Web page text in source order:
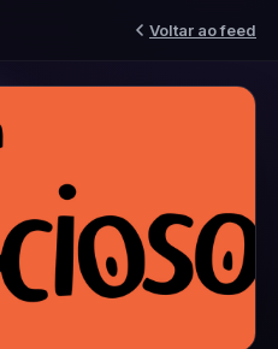
Voltar ao feed